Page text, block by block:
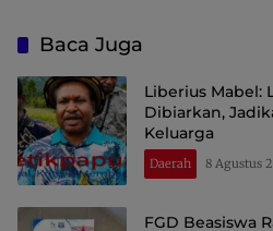
Baca Juga
Liberius Mabel:
Dibiarkan,
Keluarga
Daerah 8 Agustus
FGD Beasiswa